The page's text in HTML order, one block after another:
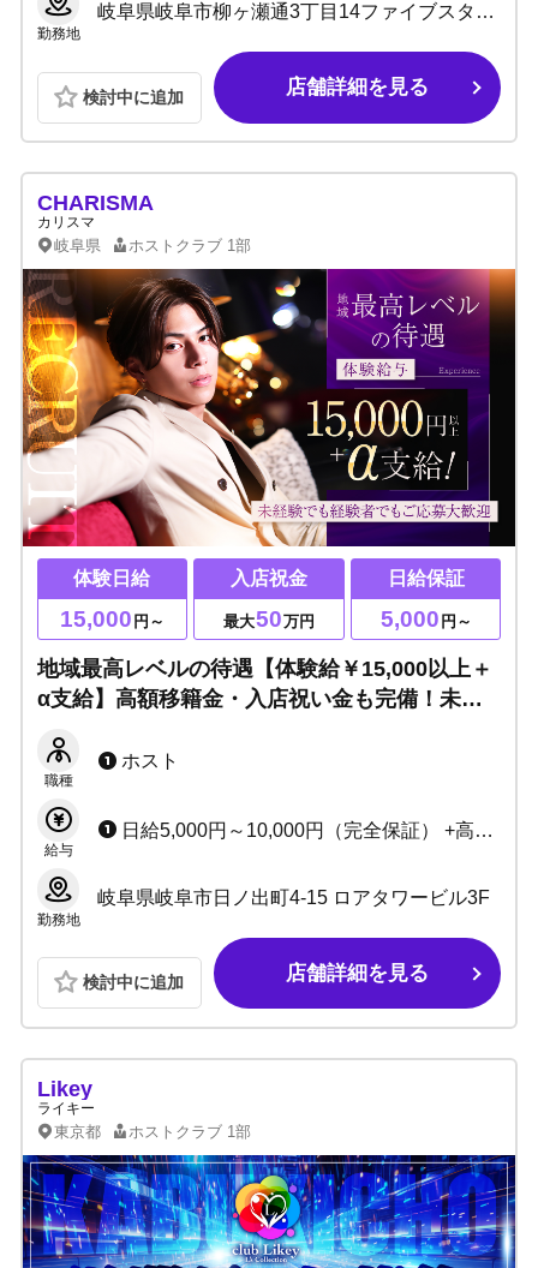
勤務地
岐阜県岐阜市柳ヶ瀬通3丁目14ファイブスタービル3F
検討中に追加 店舗詳細を見る
CHARISMA
カリスマ
岐阜県 ホストクラブ 1部
体験日給
15,000 円～
入店祝金
最大50万円
日給保証
5,000 円～
地域最高レベルの待遇【体験給￥15,000以上＋
α支給】高額移籍金・入店祝い金も完備！未経
ます！アットホームで好待遇だから安心！
職種
ホスト
給与
日給5,000円～10,000円（完全保証） +高額売上バック +レギュラー手当あり +その他、各種手当あり
勤務地
岐阜県岐阜市日ノ出町4-15 ロアタワービル3F
検討中に追加 店舗詳細を見る
Likey
ライキー
東京都 ホストクラブ 1部